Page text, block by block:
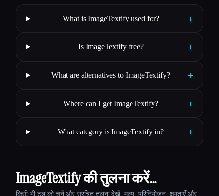
What is ImageTextify used for? +
Is ImageTextify free? +
What are alternatives to ImageTextify? +
Where can I get ImageTextify? +
What category is ImageTextify in? +
ImageTextify की तुलना करें…
किसी भी टूल को चुनें और संरचित तुलना देखें: मूल्य, परिनियोजन, क्षमताएँ और